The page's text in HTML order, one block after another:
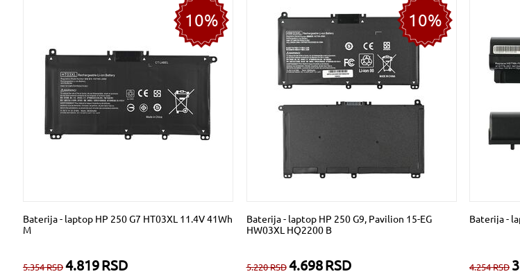
10%
Baterija - laptop HP 250 G7 HT03XL 11.4V 41Wh
M
5.354RSD4.819RSD
10%
Baterija - laptop HP 250 G9, Pavilion 15-EG
HW03XL HQ2200 B
5.220RSD 4.698RSD
Baterija -
4.254RSD